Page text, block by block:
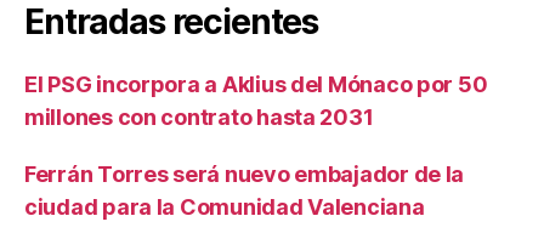
Entradas recientes
El PSG incorpora a Aklius del Mónaco por 50
millones con contrato hasta 2031
Ferrán Torres será nuevo embajador de la
ciudad para la Comunidad Valenciana